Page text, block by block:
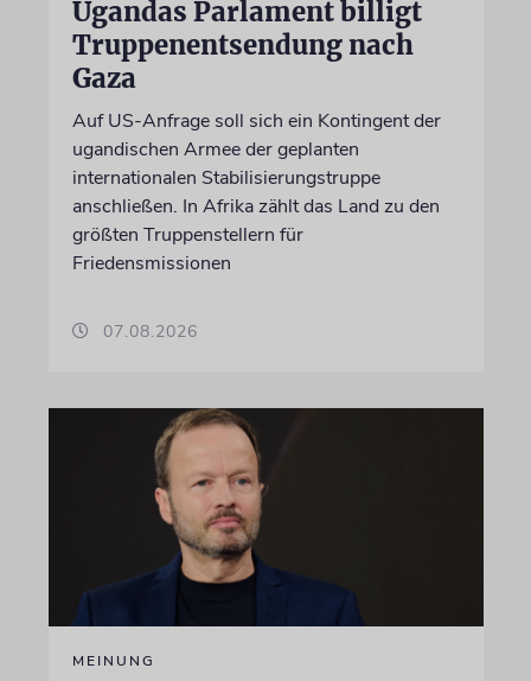
Ugandas Parlament billigt
Truppenentsendung nach
Gaza
Auf US-Anfrage soll sich ein Kontingent der
ugandischen Armee der geplanten
internationalen Stabilisierungstruppe
anschließen. In Afrika zählt das Land zu den
größten Truppenstellern für
Friedensmissionen
07.08.2026
MEINUNG